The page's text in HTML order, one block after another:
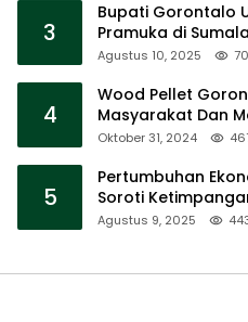
3
Bupati Gorontalo
Pramuka di
Agustus 10, 2025
4
Wood Pellet
Masyarakat Dan
Gorontalo
Oktober 31, 2024
5
Pertumbuhan
Soroti
Agustus 9, 2025